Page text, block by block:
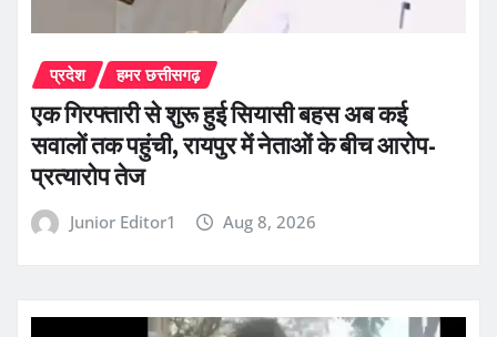
प्रदेश हमर छत्तीसगढ़
एक गिरफ्तारी से शुरू हुई सियासी बहस अब कई
सवालों तक पहुंची, रायपुर में नेताओं के बीच आरोप-
प्रत्यारोप तेज
Junior Editor1 Aug 8, 2026